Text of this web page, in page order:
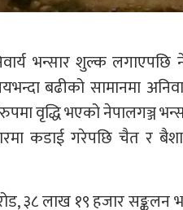
भन्सार शुल्क
बढीको सामानमा
वृद्धि भएको नेपालगञ्ज
कडाई गरेपछि चैत र
३८ लाख १९ हजार सङ्कलन